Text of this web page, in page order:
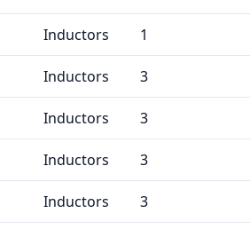
Inductors 1
Inductors 3
Inductors 3
Inductors 3
Inductors 3